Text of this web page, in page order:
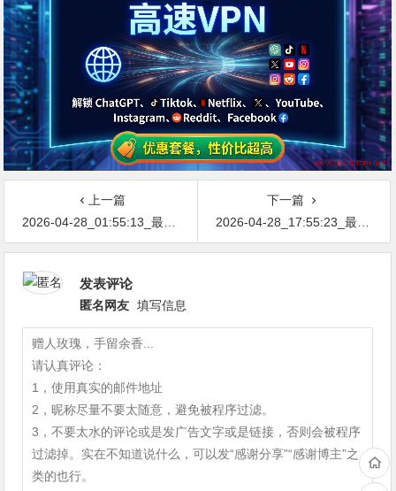
上一篇
2026-04-28_01:55:13_最新网络节点地址免费分享…不定期更新…开放免费分享（网络免费节点香港|日本|韩国|新加坡|台湾|马来西亚|…
下一篇
2026-04-28_17:55:23_最新网络节点地址免费分享…不定期更新…开放免费分享（网络免费节点香港|日本|韩国|新加坡|台湾|马来西亚|…
发表评论
匿名网友 填写信息